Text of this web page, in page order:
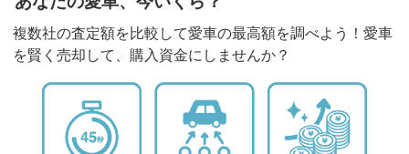
複数社の査定額を比較して愛車の最高額を調べよう！愛車
を賢く売却して、購入資金にしませんか？